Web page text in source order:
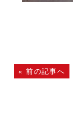
«前の記事へ